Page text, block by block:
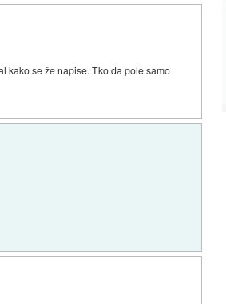
kako se že napise. Tko da pole samo